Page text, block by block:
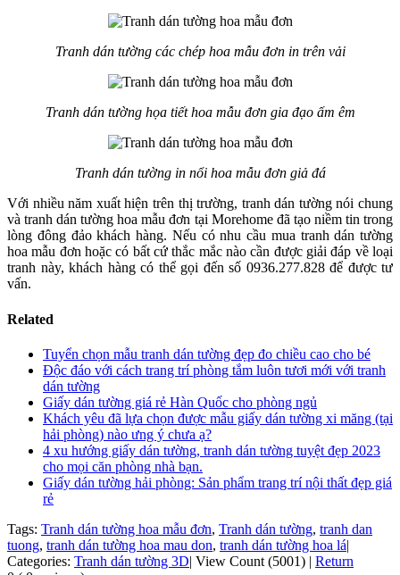
Tranh dán tường các chép hoa mẫu đơn in trên vải
Tranh dán tường họa tiết hoa mẫu đơn gia đạo ấm êm
Tranh dán tường in nổi hoa mẫu đơn giả đá
Với nhiều năm xuất hiện trên thị trường, tranh dán tường nói chung
và tranh dán tường hoa mẫu đơn tại Morehome đã tạo niềm tin trong
lòng đông đảo khách hàng. Nếu có nhu cầu mua tranh dán tường
hoa mẫu đơn hoặc có bất cứ thắc mắc nào cần được giải đáp về loại
tranh này, khách hàng có thể gọi đến số 0936.277.828 để được tư
vấn.
Related
Tuyển chọn mẫu tranh dán tường đẹp đo chiều cao cho bé
Độc đáo với cách trang trí phòng tắm luôn tươi mới với tranh
dán tường
Giấy dán tường giá rẻ Hàn Quốc cho phòng ngủ
Khách yêu đã lựa chọn được mẫu giấy dán tường xi măng (tại
hải phòng) nào ưng ý chưa ạ?
4 xu hướng giấy dán tường, tranh dán tường tuyệt đẹp 2023
cho mọi căn phòng nhà bạn.
Giấy dán tường hải phòng: Sản phẩm trang trí nội thất đẹp giá
rẻ
Tags: Tranh dán tường hoa mẫu đơn, Tranh dán tường, tranh dan
tuong, tranh dán tường hoa mau don, tranh dán tường hoa lá|
Categories: Tranh dán tường 3D| View Count (5001) | Return